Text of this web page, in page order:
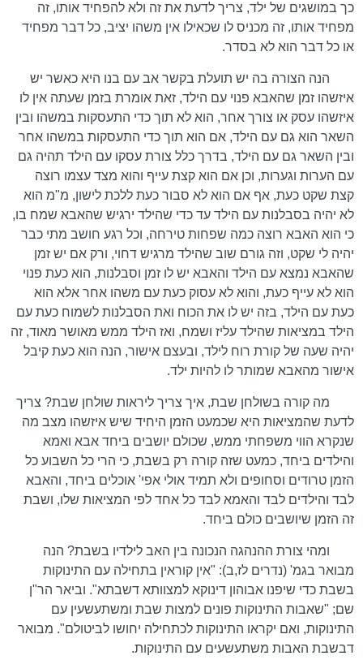
כך במושגים של ילד, צריך לדעת את זה ולא להפחיד אותו, זה
מפחיד אותו, זה מכניס לו שכאילו אין משהו יציב, כל דבר מפחיד
או כל דבר הוא לא בסדר.
הנה הצורה בה יש תועלת בקשר אב עם בנו היא כאשר יש
איזשהו זמן שהאבא פנוי עם הילד, זאת אומרת בזמן שעתה אין לו
איזשהו עסק או צורך אחר, הוא לא תוך כדי התעסקות במשהו ובין
השאר הוא גם עם הילד, אם הוא תוך כדי התעסקות במשהו אחר
ובין השאר גם עם הילד, בדרך כלל צורת עסקו עם הילד תהיה גם
עם הערות וגערות, וכן אם הוא קצת עייף והוא מצד עצמו רוצה
קצת שקט כעת, אף אם הוא לא סבור כעת ללכת לישון, מ"מ הוא
לא יהיה בסבלנות עם הילד עד כדי שהילד ירגיש שהאבא שמח בו,
כי הוא האבא רוצה כמה שפחות טירחה, וכל רגע חושב מתי כבר
יהיה לי שקט, וזה גורם שוב שהילד מרגיש דחוי, ורק אם יש זמן
שהאבא נמצא עם הילד והאבא יש לו זמן וסבלנות, הוא כעת פנוי
הוא לא עייף כעת, והוא לא עסוק כעת עם משהו אחר אלא הוא
כעת עם הילד, בזה יש לו את הכוח ואת הסבלנות לשמוח כעת עם
הילד במציאות שהילד עליז ושמח, ואז הילד ממש מאושר מאוד, זה
יהיה שעה של קורת רוח לילד, ובעצם אישור, הנה הוא כעת קיבל
אישור מהאבא שמותר לו להיות ילד.
מה קורה בשולחן שבת, איך צריך ליראות שולחן שבת? צריך
לדעת שהמציאות היא שכמעט הזמן היחיד שיש איזשהו מצב מה
שנקרא הווי משפחתי ממש, שכולם יושבים ביחד אבא ואמא
והילדים ביחד, כמעט שזה קורה רק בשבת, כי הרי כל השבוע כל
הזמן טרודים וסחופים ולא תמיד אולי אפי' אוכלים ביחד, והאבא
לבד והילדים לבד והאמא לבד כל אחד לפי המציאות שלו, ושבת
זה הזמן שיושבים כולם ביחד.
ומהי צורת ההנהגה הנכונה בין האב לילדיו בשבת? הנה
מבואר בגמ' (נדרים לז,ב): "אין קוראין בתחילה עם התינוקות
בשבת כדי שיפנו אבוהון דינוקא למצוותא דשבתא". וביאר הר"ן
שם; "שאבות התינוקות פונים למצות שבת ומשתעשעין עם
התינוקות, ואם יקראו התינוקות לכתחילה יחושו לביטולם". מבואר
דבשבת האבות משתעשעים עם התינוקות.